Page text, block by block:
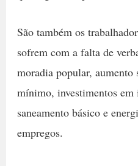
São também os
sofrem com a falta de
moradia popular,
mínimo, investimentos
saneamento básico e
empregos.